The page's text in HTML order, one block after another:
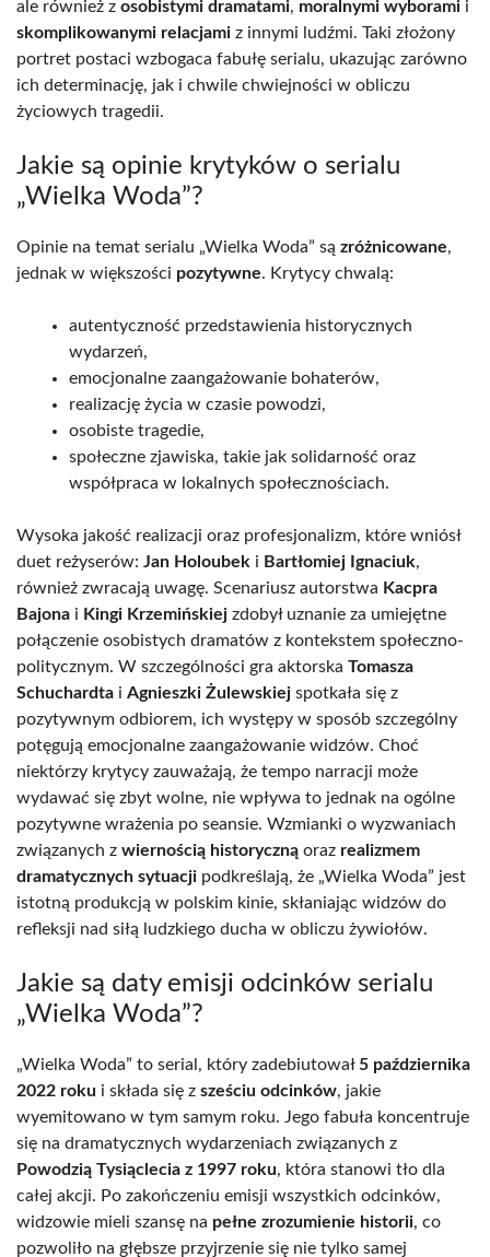
ale również z osobistymi dramatami, moralnymi wyborami i
skomplikowanymi relacjami z innymi ludźmi. Taki złożony
portret postaci wzbogaca fabułę serialu, ukazując zarówno
ich determinację, jak i chwile chwiejności w obliczu
życiowych tragedii.
Jakie są opinie krytyków o serialu
„Wielka Woda”?
Opinie na temat serialu „Wielka Woda” są zróżnicowane,
jednak w większości pozytywne. Krytycy chwalą:
autentyczność przedstawienia historycznych
wydarzeń,
emocjonalne zaangażowanie bohaterów,
realizację życia w czasie powodzi,
osobiste tragedie,
społeczne zjawiska, takie jak solidarność oraz
współpraca w lokalnych społecznościach.
Wysoka jakość realizacji oraz profesjonalizm, które wniósł
duet reżyserów: Jan Holoubek i Bartłomiej Ignaciuk,
również zwracają uwagę. Scenariusz autorstwa Kacpra
Bajona i Kingi Krzemińskiej zdobył uznanie za umiejętne
połączenie osobistych dramatów z kontekstem społeczno-
politycznym. W szczególności gra aktorska Tomasza
Schuchardta i Agnieszki Żulewskiej spotkała się z
pozytywnym odbiorem, ich występy w sposób szczególny
potęgują emocjonalne zaangażowanie widzów. Choć
niektórzy krytycy zauważają, że tempo narracji może
wydawać się zbyt wolne, nie wpływa to jednak na ogólne
pozytywne wrażenia po seansie. Wzmianki o wyzwaniach
związanych z wiernością historyczną oraz realizmem
dramatycznych sytuacji podkreślają, że „Wielka Woda” jest
istotną produkcją w polskim kinie, skłaniając widzów do
refleksji nad siłą ludzkiego ducha w obliczu żywiołów.
Jakie są daty emisji odcinków serialu
„Wielka Woda”?
„Wielka Woda” to serial, który zadebiutował 5 października
2022 roku i składa się z sześciu odcinków, jakie
wyemitowano w tym samym roku. Jego fabuła koncentruje
się na dramatycznych wydarzeniach związanych z
Powodzią Tysiąclecia z 1997 roku, która stanowi tło dla
całej akcji. Po zakończeniu emisji wszystkich odcinków,
widzowie mieli szansę na pełne zrozumienie historii, co
pozwoliło na głębsze przyjrzenie się nie tylko samej